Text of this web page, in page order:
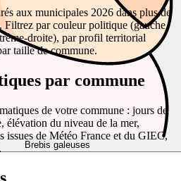
Brebis galeuses
aux municipales 2026 dans plus de
Filtrez par couleur politique (gauche,
droite), par profil territorial
taille de commune.
par commune
de votre commune : jours de
élévation du niveau de la mer,
issues de Météo France et du GIEC,